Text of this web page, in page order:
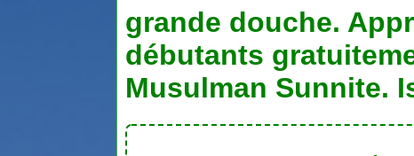
grande douche.
débutants
Musulman Sunnite.